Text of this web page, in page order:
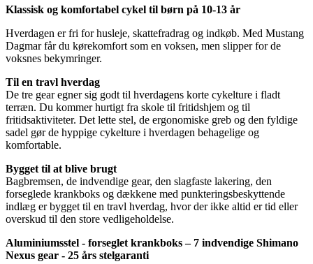
Klassisk og komfortabel cykel til børn på 10-13 år
Hverdagen er fri for husleje, skattefradrag og indkøb. Med Mustang
Dagmar får du kørekomfort som en voksen, men slipper for de
voksnes bekymringer.
Til en travl hverdag
De tre gear egner sig godt til hverdagens korte cykelture i fladt
terræn. Du kommer hurtigt fra skole til fritidshjem og til
fritidsaktiviteter. Det lette stel, de ergonomiske greb og den fyldige
sadel gør de hyppige cykelture i hverdagen behagelige og
komfortable.
Bygget til at blive brugt
Bagbremsen, de indvendige gear, den slagfaste lakering, den
forseglede krankboks og dækkene med punkteringsbeskyttende
indlæg er bygget til en travl hverdag, hvor der ikke altid er tid eller
overskud til den store vedligeholdelse.
Aluminiumsstel - forseglet krankboks – 7 indvendige Shimano
Nexus gear - 25 års stelgaranti